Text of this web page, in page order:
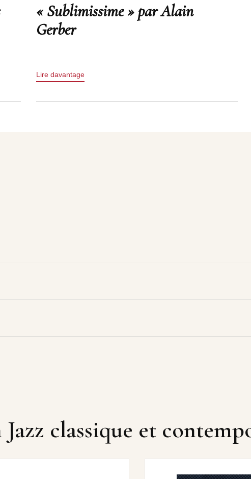
« Sublimissime » par Alain
Gerber
Lire davantage
classique et